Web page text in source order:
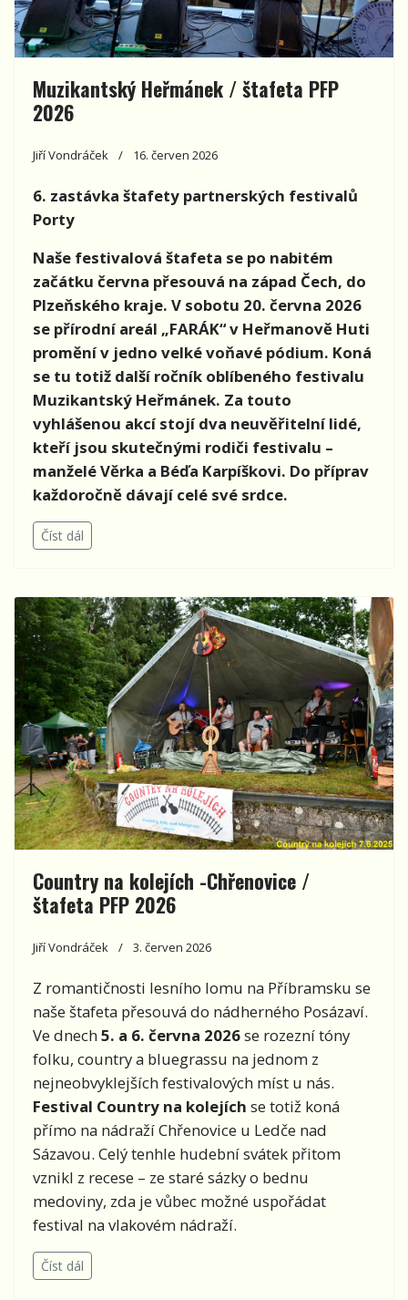
Muzikantský Heřmánek / štafeta PFP
2026
Jiří Vondráček 16. červen 2026
6. zastávka štafety partnerských festivalů
Porty
Naše festivalová štafeta se po nabitém
začátku června přesouvá na západ Čech, do
Plzeňského kraje. V sobotu 20. června 2026
se přírodní areál „FARÁK“ v Heřmanově Huti
promění v jedno velké voňavé pódium. Koná
se tu totiž další ročník oblíbeného festivalu
Muzikantský Heřmánek. Za touto
vyhlášenou akcí stojí dva neuvěřitelní lidé,
kteří jsou skutečnými rodiči festivalu –
manželé Věrka a Béďa Karpíškovi. Do příprav
každoročně dávají celé své srdce.
Číst dál
Country na kolejích -Chřenovice /
štafeta PFP 2026
Jiří Vondráček 3. červen 2026
Z romantičnosti lesního lomu na Příbramsku se
naše štafeta přesouvá do nádherného Posázaví.
Ve dnech5. a 6. června 2026se rozezní tóny
folku, country a bluegrassu na jednom z
nejneobvyklejších festivalových míst u nás.
Festival Country na kolejích se totiž koná
přímo na nádraží Chřenovice u Ledče nad
Sázavou. Celý tenhle hudební svátek přitom
vznikl z recese – ze staré sázky o bednu
medoviny, zda je vůbec možné uspořádat
festival na vlakovém nádraží.
Číst dál